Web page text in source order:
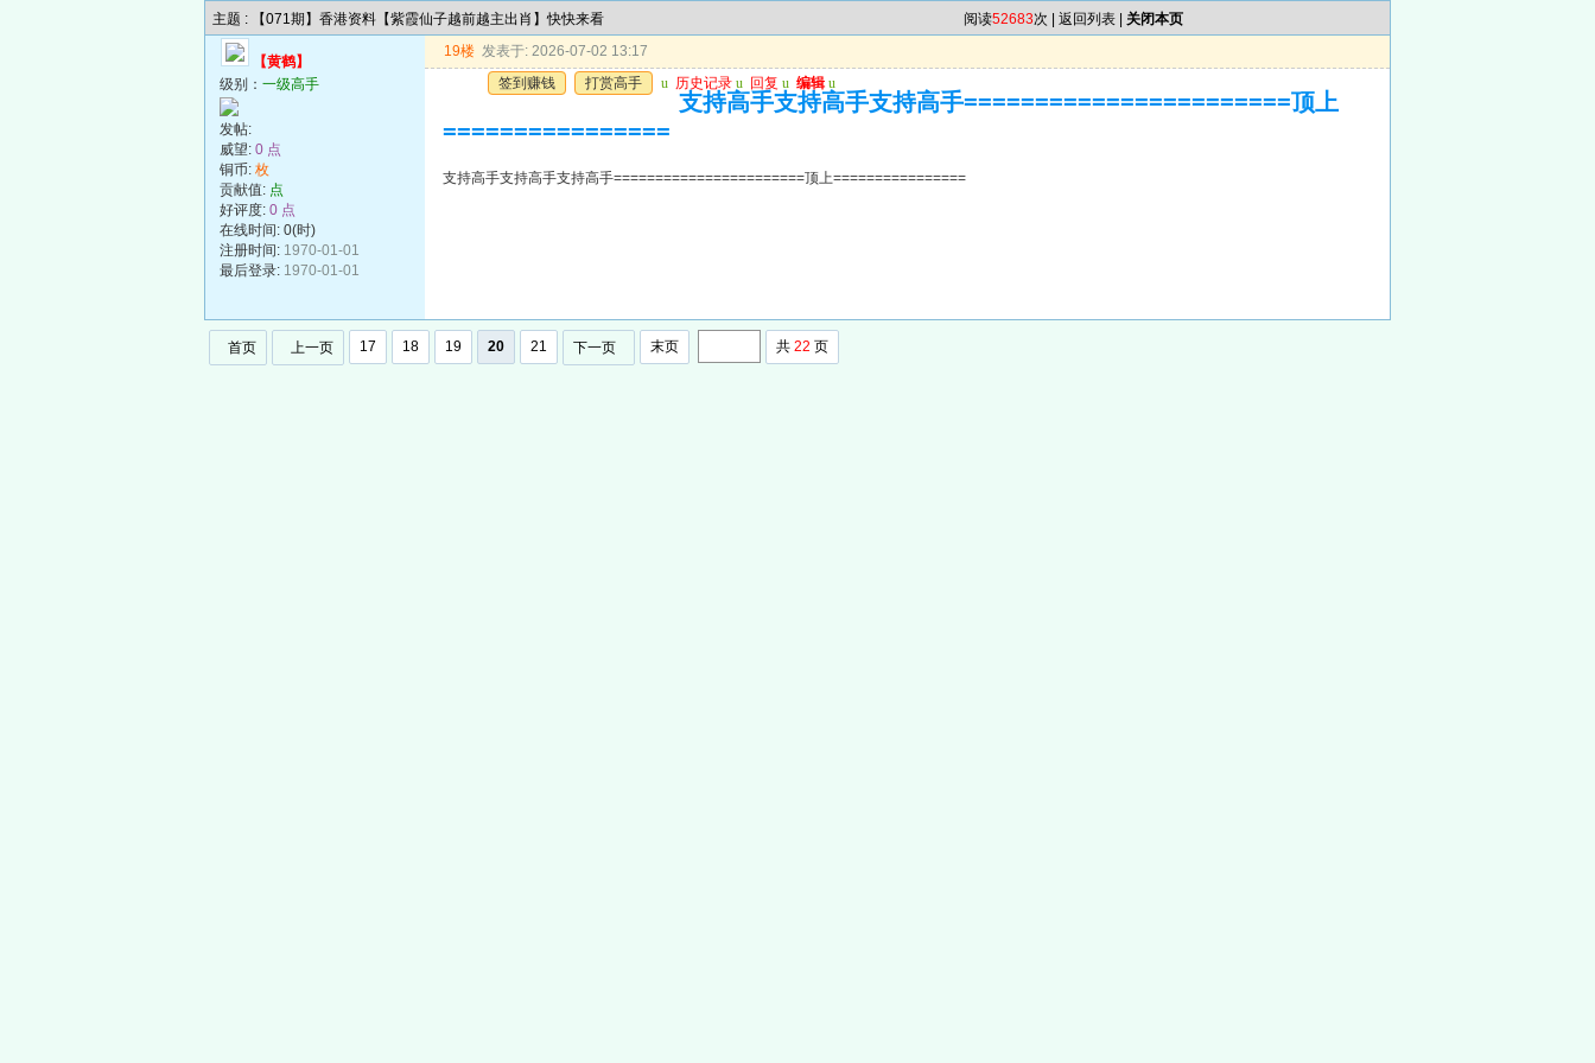
主题 : 【071期】香港资料【紫霞仙子越前越主出肖】快快来看 阅读52683次 | 返回列表 关闭本页
【黄鹤】
级别： 一级高手
发帖:
威望: 0 点
铜币: 枚
贡献值: 点
好评度: 0 点
在线时间: 0(时)
注册时间: 1970-01-01
最后登录: 1970-01-01
19楼 发表于: 2026-07-02 13:17
签到赚钱
打赏高手 u 历史记录 u 回复 u 编辑 u
支持高手支持高手支持高手=======================顶上
================
支持高手支持高手支持高手=======================顶上================
首页 上一页 17 18 19 20 21 下一页 末页 共 22 页